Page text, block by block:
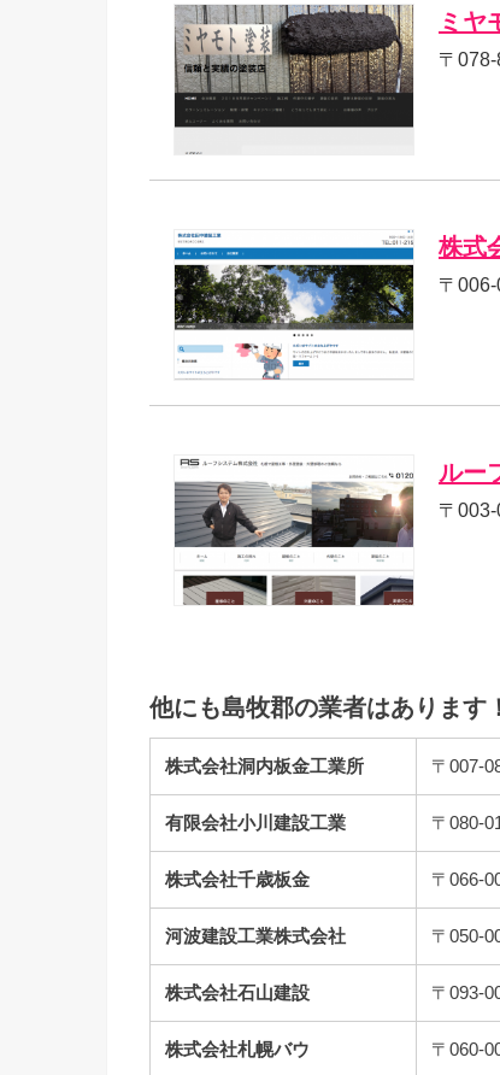
ミヤ
〒
株式
〒
ルー
〒
他にも島牧郡の業者はあります！
株式会社洞内板金工業所 〒007-
有限会社小川建設工業 〒080-
株式会社千歳板金 〒066-
河波建設工業株式会社 〒050-
株式会社石山建設 〒093-
株式会社札幌バウ 〒060-